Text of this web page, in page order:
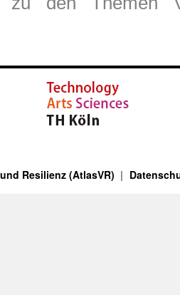
Resilienz (AtlasVR)